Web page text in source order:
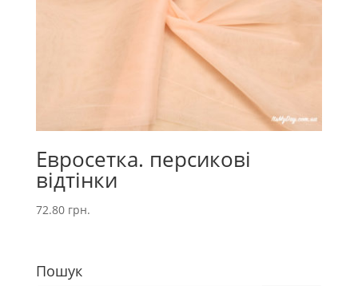
Евросетка. персикові
відтінки
72.80 грн.
Пошук